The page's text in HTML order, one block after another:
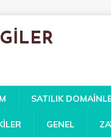
SATILIK
GENEL